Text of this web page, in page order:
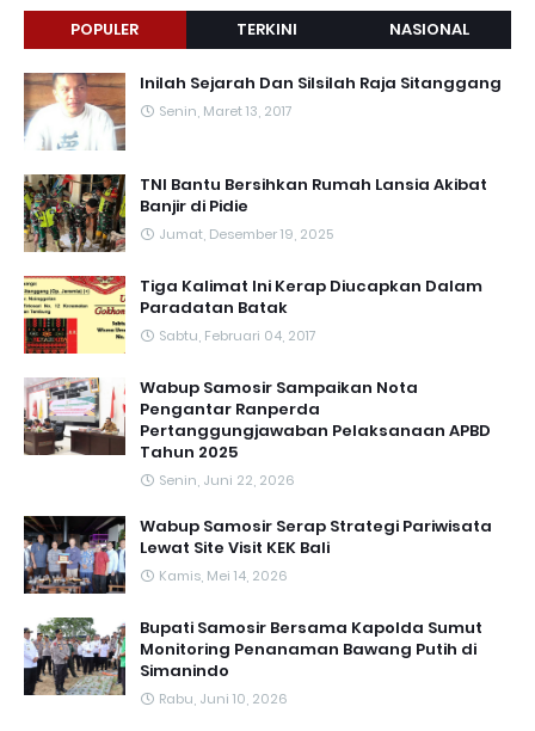
POPULER TERKINI NASIONAL
Inilah Sejarah Dan Silsilah Raja Sitanggang
Senin, Maret 13, 2017
TNI Bantu Bersihkan Rumah Lansia Akibat
Banjir di Pidie
Jumat, Desember 19, 2025
Tiga Kalimat Ini Kerap Diucapkan Dalam
Paradatan Batak
Sabtu, Februari 04, 2017
Wabup Samosir Sampaikan Nota
Pengantar Ranperda
Pertanggungjawaban Pelaksanaan APBD
Tahun 2025
Senin, Juni 22, 2026
Wabup Samosir Serap Strategi Pariwisata
Lewat Site Visit KEK Bali
Kamis, Mei 14, 2026
Bupati Samosir Bersama Kapolda Sumut
Monitoring Penanaman Bawang Putih di
Simanindo
Rabu, Juni 10, 2026